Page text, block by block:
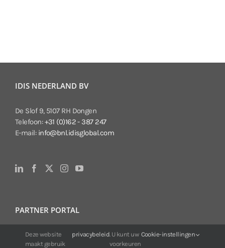
IDIS NEDERLAND BV
De Slof 9, 5107 RH Dongen
Telefoon:+31 (0)162 - 387 247
E-mail: info@bnl.idisglobal.com
PARTNER PORTAL
Voor klanten van IDIS:
Deze website
maakt gebruik
privacybeleid. U kunt uw
voorkeuren
Cookie-instellingen